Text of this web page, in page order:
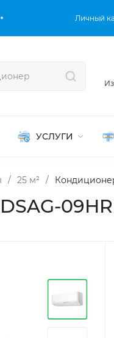
Личный
УСЛУГИ
/ 25 м² /